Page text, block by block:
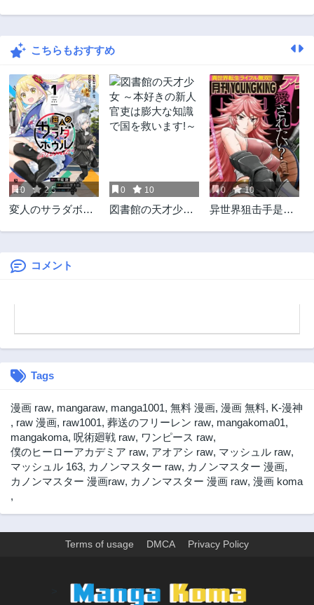
こちらもおすすめ
0 2.5
変人のサラダボウ
0 10
図書館の天才少女
国を救います!～
0 10
异世界狙击手是女
コメント
Tags
漫画 raw, mangaraw, manga1001, 無料 漫画, 漫画 無料, K-漫神
, raw 漫画, raw1001, 葬送のフリーレン raw, mangakoma01,
mangakoma, 呪術廻戦 raw, ワンピース raw,
僕のヒーローアカデミア raw, アオアシ raw, マッシュル raw,
マッシュル 163, カノンマスター raw, カノンマスター 漫画,
カノンマスター 漫画raw, カノンマスター 漫画 raw, 漫画 koma
,
Terms of usage DMCA Privacy Policy